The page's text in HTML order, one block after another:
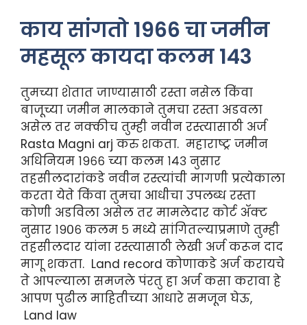
काय सांगतो 1966 चा जमीन
महसूल कायदा कलम 143
तुमच्या शेतात जाण्यासाठी रस्ता नसेल किंवा
बाजूच्या जमीन मालकाने तुमचा रस्ता अडवला
असेल तर नक्कीच तुम्ही नवीन रस्त्यासाठी अर्ज
Rasta Magni arj करु शकता. महाराष्ट्र जमीन
अधिनियम १९६६ च्या कलम १४३ नुसार
तहसीलदारांकडे नवीन रस्त्यांची मागणी प्रत्येकाला
करता येते किंवा तुमचा आधीचा उपलब्ध रस्ता
कोणी अडविला असेल तर मामलेदार कोर्ट ॲक्ट
नुसार १९०६ कलम ५ मध्ये सांगितल्याप्रमाणे तुम्ही
तहसीलदार यांना रस्त्यासाठी लेखी अर्ज करून दाद
मागू शकता. Land record कोणाकडे अर्ज करायचे
ते आपल्याला समजले पंरतु हा अर्ज कसा करावा हे
आपण पुढील माहितीच्या आधारे समजून घेऊ,
Land law